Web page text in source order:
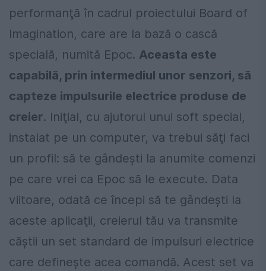
performanţă în cadrul proiectului Board of
Imagination, care are la bază o cască
specială, numită Epoc. Aceasta este
capabilă, prin intermediul unor senzori, să
capteze impulsurile electrice produse de
creier. Iniţial, cu ajutorul unui soft special,
instalat pe un computer, va trebui săţi faci
un profil: să te gândeşti la anumite comenzi
pe care vrei ca Epoc să le execute. Data
viitoare, odată ce începi să te gândeşti la
aceste aplicaţii, creierul tău va transmite
căştii un set standard de impulsuri electrice
care defineşte acea comandă. Acest set va